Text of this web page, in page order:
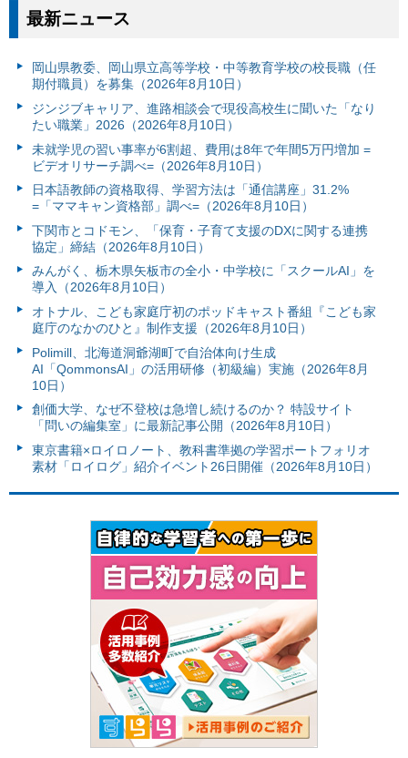
最新ニュース
岡山県教委、岡山県立高等学校・中等教育学校の校長職（任
期付職員）を募集（2026年8月10日）
ジンジブキャリア、進路相談会で現役高校生に聞いた「なり
たい職業」2026（2026年8月10日）
未就学児の習い事率が6割超、費用は8年で年間5万円増加 =
ビデオリサーチ調べ=（2026年8月10日）
日本語教師の資格取得、学習方法は「通信講座」31.2%
=「ママキャン資格部」調べ=（2026年8月10日）
下関市とコドモン、「保育・子育て支援のDXに関する連携
協定」締結（2026年8月10日）
みんがく、栃木県矢板市の全小・中学校に「スクールAI」を
導入（2026年8月10日）
オトナル、こども家庭庁初のポッドキャスト番組『こども家
庭庁のなかのひと』制作支援（2026年8月10日）
Polimill、北海道洞爺湖町で自治体向け生成
AI「QommonsAI」の活用研修（初級編）実施（2026年8月
10日）
創価大学、なぜ不登校は急増し続けるのか？ 特設サイト
「問いの編集室」に最新記事公開（2026年8月10日）
東京書籍×ロイロノート、教科書準拠の学習ポートフォリオ
素材「ロイログ」紹介イベント26日開催（2026年8月10日）